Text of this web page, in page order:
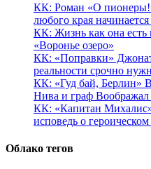
КК: Роман «О
любого края
КК: Жизнь как она
«Воронье озеро»
КК: «Поправки»
реальности срочно
КК: «Гуд бай, Берлин»
Нива и граф
КК: «Капитан
исповедь о
Облако тегов